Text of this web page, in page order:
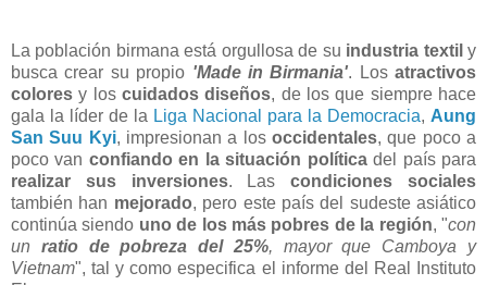
La población birmana está orgullosa de su industria textil y
busca crear su propio 'Made in Birmania'. Los atractivos
colores y los cuidados diseños, de los que siempre hace
gala la líder de la Liga Nacional para la Democracia, Aung
San Suu Kyi, impresionan a losoccidentales, que poco a
poco van confiando en la situación políticadel país para
realizar sus inversiones. Lascondiciones sociales
también han mejorado, pero este país del sudeste asiático
continúa siendo uno de los más pobres de la región, "con
un ratio de pobreza del 25%, mayor que Camboya y
Vietnam", tal y como especifica el informe del Real Instituto